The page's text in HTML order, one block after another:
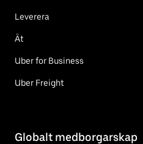
Leverera
Ät
Uber for Business
Uber Freight
Globalt medborgarskap